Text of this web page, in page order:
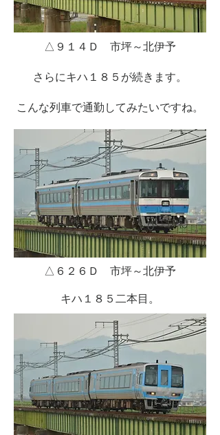
△９１４Ｄ 市坪～北伊予
さらにキハ１８５が続きます。
こんな列車で通勤してみたいですね。
△６２６Ｄ 市坪～北伊予
キハ１８５二本目。